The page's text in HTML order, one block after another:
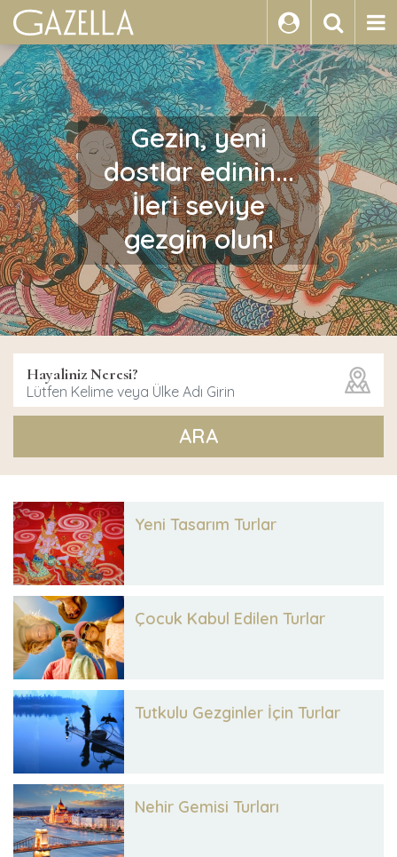
ARA
Gezin, yeni
dostlar edinin...
İleri seviye
gezgin olun!
Hayaliniz Neresi?
ARA
Yeni Tasarım Turlar
Çocuk Kabul Edilen Turlar
Tutkulu Gezginler İçin Turlar
Nehir Gemisi Turları